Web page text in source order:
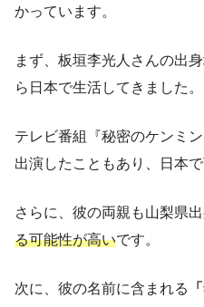
かっています。
まず、板垣李光人さんの出
ら日本で生活してきました。
テレビ番組『秘密のケンミ
出演したこともあり、日本
さらに、彼の両親も山梨県出
る可能性が高いです。
次に、彼の名前に含まれる